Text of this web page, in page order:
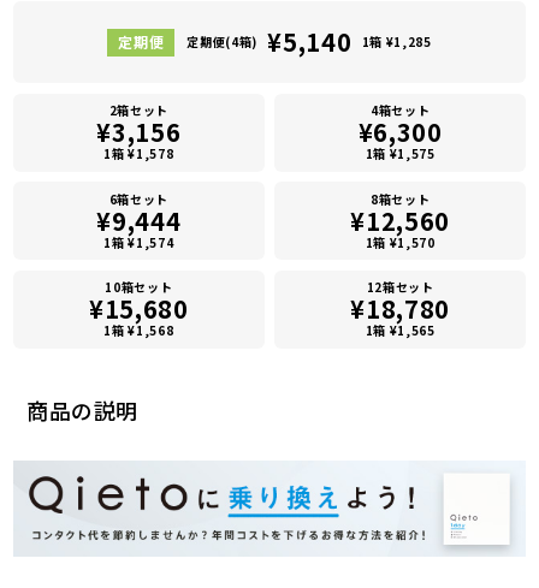
商品の説明
定期便(4箱) ¥5,140 1箱 ¥1,285
2箱セット
¥3,156
1箱 ¥1,578
4箱セット
¥6,300
1箱 ¥1,575
6箱セット
¥9,444
1箱 ¥1,574
8箱セット
¥12,560
1箱 ¥1,570
10箱セット
¥15,680
1箱 ¥1,568
12箱セット
¥18,780
1箱 ¥1,565